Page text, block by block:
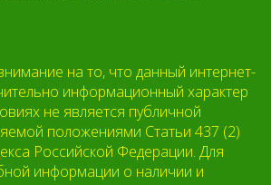
на то, что данный интернет-
информационный характер
не является публичной
положениями Статьи 437 (2)
Российской Федерации. Для
информации о наличии и